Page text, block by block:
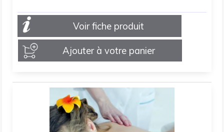
Voir fiche produit
Ajouter à votre panier